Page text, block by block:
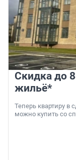
Скидка до
жильё*
Теперь квартиру в
можно купить со